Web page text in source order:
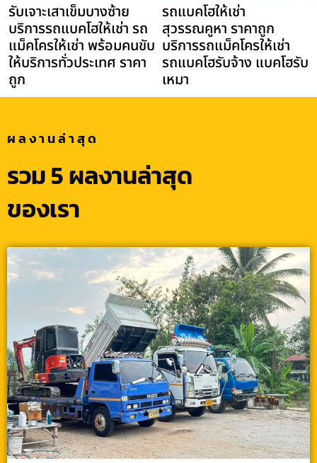
รับเจาะเสาเข็มบางซ้าย
บริการรถแบคโฮให้เช่า รถ
แม็คโครให้เช่า พร้อมคนขับ
ให้บริการทั่วประเทศ ราคา
ถูก
รถแบคโฮให้เช่า
สุวรรณคูหา ราคาถูก
บริการรถแม็คโครให้เช่า
รถแบคโฮรับจ้าง แบคโฮรับ
เหมา
ผลงานล่าสุด
รวม 5 ผลงานล่าสุด
ของเรา